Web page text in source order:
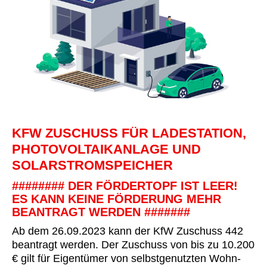
KFW ZUSCHUSS FÜR LADESTATION,
PHOTOVOLTAIKANLAGE UND
SOLARSTROMSPEICHER
######## DER FÖRDERTOPF IST LEER!
ES KANN KEINE FÖRDERUNG MEHR
BEANTRAGT WERDEN #######
Ab dem 26.09.2023 kann der KfW Zuschuss 442
beantragt werden. Der Zuschuss von bis zu 10.200
€ gilt für Eigentümer von selbst­genutzten Wohn­